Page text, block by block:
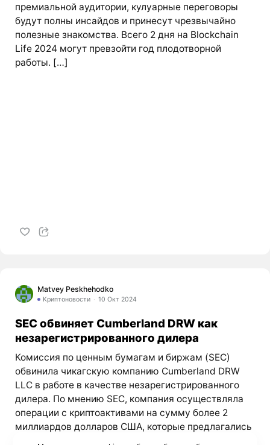
премиальной аудитории, кулуарные переговоры
будут полны инсайдов и принесут чрезвычайно
полезные знакомства. Всего 2 дня на Blockchain
Life 2024 могут превзойти год плодотворной
работы. […]
Matvey Peskhehodko
Криптоновости 10 Окт 2024
SEC обвиняет Cumberland DRW как
незарегистрированного дилера
Комиссия по ценным бумагам и биржам (SEC)
обвинила чикагскую компанию Cumberland DRW
LLC в работе в качестве незарегистрированного
дилера. По мнению SEC, компания осуществляла
операции с криптоактивами на сумму более 2
миллиардов долларов США, которые предлагались
и продавались как ценные бумаги. Это является